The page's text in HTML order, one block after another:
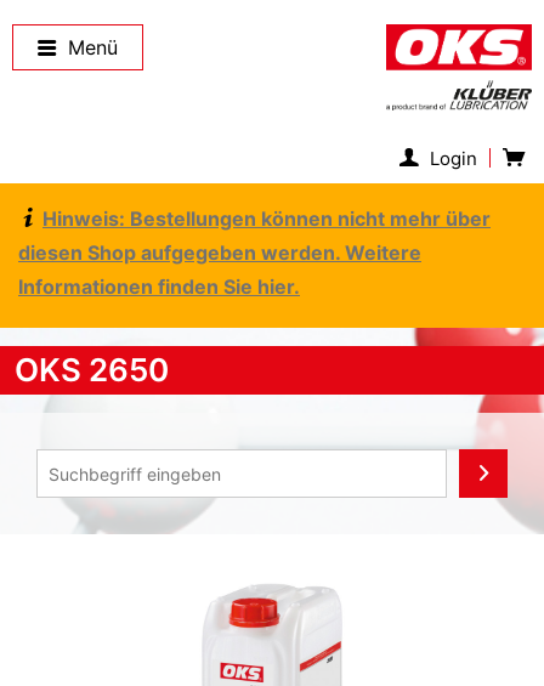
Menü
Login
Hinweis: Bestellungen können nicht mehr über
diesen Shop aufgegeben werden. Weitere
Informationen finden Sie hier.
OKS 2650